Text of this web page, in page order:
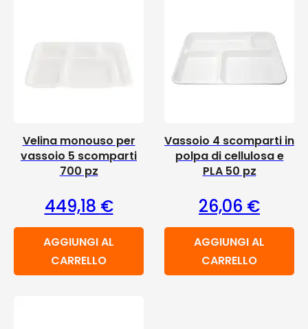
Velina monouso per
vassoio 5 scomparti
700 pz
449,18 €
AGGIUNGI AL
CARRELLO
Vassoio 4 scomparti in
polpa di cellulosa e
PLA 50 pz
26,06 €
AGGIUNGI AL
CARRELLO